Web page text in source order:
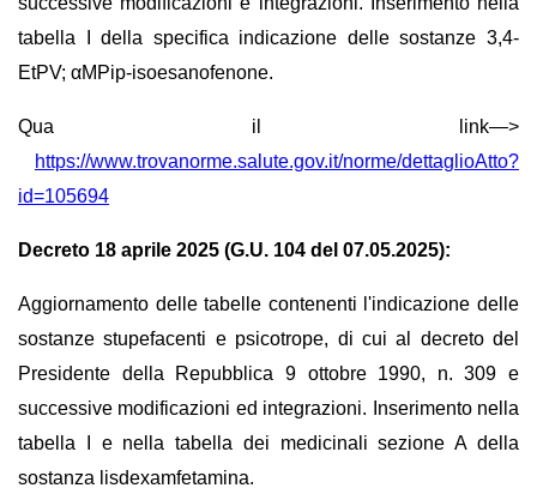
tabella I della specifica indicazione delle sostanze 3,4-
EtPV; αMPip-isoesanofenone.
Qua il link—>
https://www.trovanorme.salute.gov.it/norme/dettaglioAtto?
id=105694
Decreto 18 aprile 2025 (G.U. 104 del 07.05.2025):
Aggiornamento delle tabelle contenenti l'indicazione delle
sostanze stupefacenti e psicotrope, di cui al decreto del
Presidente della Repubblica 9 ottobre 1990, n. 309 e
successive modificazioni ed integrazioni. Inserimento nella
tabella I e nella tabella dei medicinali sezione A della
sostanza lisdexamfetamina.